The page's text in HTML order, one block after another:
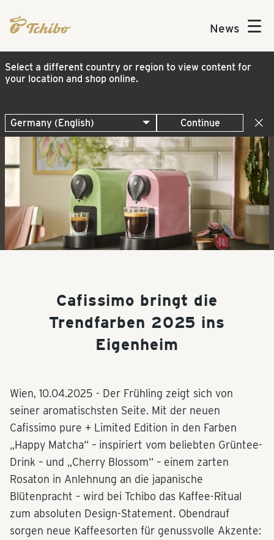
News ☰
Select a different country or region to view content for
your location and shop online.
Continue
Cafissimo bringt die
Trendfarben 2025 ins
Eigenheim
Wien, 10.04.2025 - Der Frühling zeigt sich von
seiner aromatischsten Seite. Mit der neuen
Cafissimo pure + Limited Edition in den Farben
„Happy Matcha“ – inspiriert vom beliebten Grüntee-
Drink – und „Cherry Blossom“ – einem zarten
Rosaton in Anlehnung an die japanische
Blütenpracht – wird bei Tchibo das Kaffee-Ritual
zum absoluten Design-Statement. Obendrauf
sorgen neue Kaffeesorten für genussvolle Akzente: